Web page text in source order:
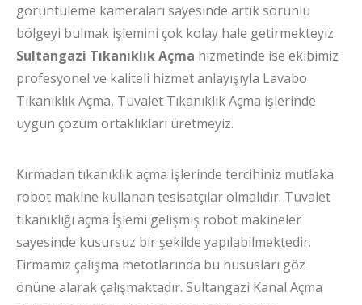
görüntüleme kameraları sayesinde artık sorunlu
bölgeyi bulmak işlemini çok kolay hale getirmekteyiz.
Sultangazi Tıkanıklık Açma hizmetinde ise ekibimiz
profesyonel ve kaliteli hizmet anlayışıyla Lavabo
Tıkanıklık Açma, Tuvalet Tıkanıklık Açma işlerinde
uygun çözüm ortaklıkları üretmeyiz.
Kırmadan tıkanıklık açma işlerinde tercihiniz mutlaka
robot makine kullanan tesisatçılar olmalıdır. Tuvalet
tıkanıklığı açma İşlemi gelişmiş robot makineler
sayesinde kusursuz bir şekilde yapılabilmektedir.
Firmamız çalışma metotlarında bu hususları göz
önüne alarak çalışmaktadır. Sultangazi Kanal Açma